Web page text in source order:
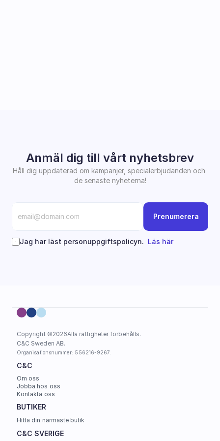
Anmäl dig till vårt nyhetsbrev
Håll dig uppdaterad om kampanjer, specialerbjudanden och
de senaste nyheterna!
Prenumerera
Jag har läst personuppgiftspolicyn. Läs här
Copyright ©2026Alla rättigheter förbehålls.
C&C Sweden AB.
Organisationsnummer: 556216-9267.
C&C
Om oss
Jobba hos oss
Kontakta oss
BUTIKER
Hitta din närmaste butik
C&C SVERIGE